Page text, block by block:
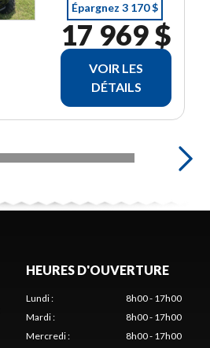
Épargnez 3 170 $
17 969 $
VOIR LES
DÉTAILS
HEURES D'OUVERTURE
Lundi:
8h00 - 17h00
Mardi:
8h00 - 17h00
Mercredi: 8h00 - 17h00